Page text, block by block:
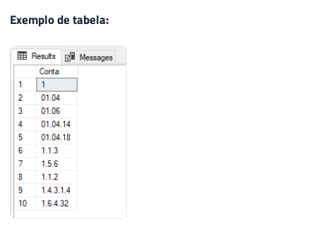
Exemplo de tabela: